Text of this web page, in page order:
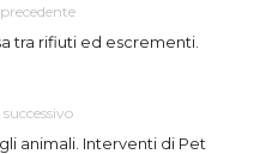
tra rifiuti ed escrementi.
animali. Interventi di Pet